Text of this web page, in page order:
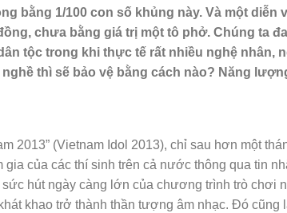
bằng 1/100 con số khủng này. Và một diễn
chưa bằng giá trị một tô phở. Chúng ta
tộc trong khi thực tế rất nhiều nghệ nhân,
thì sẽ bảo vệ bằng cách nào? Năng
2013” (Vietnam Idol 2013), chỉ sau hơn một
của các thí sinh trên cả nước thông qua tin
hút ngày càng lớn của chương trình trò chơi
khao trở thành thần tượng âm nhạc. Đó cũng